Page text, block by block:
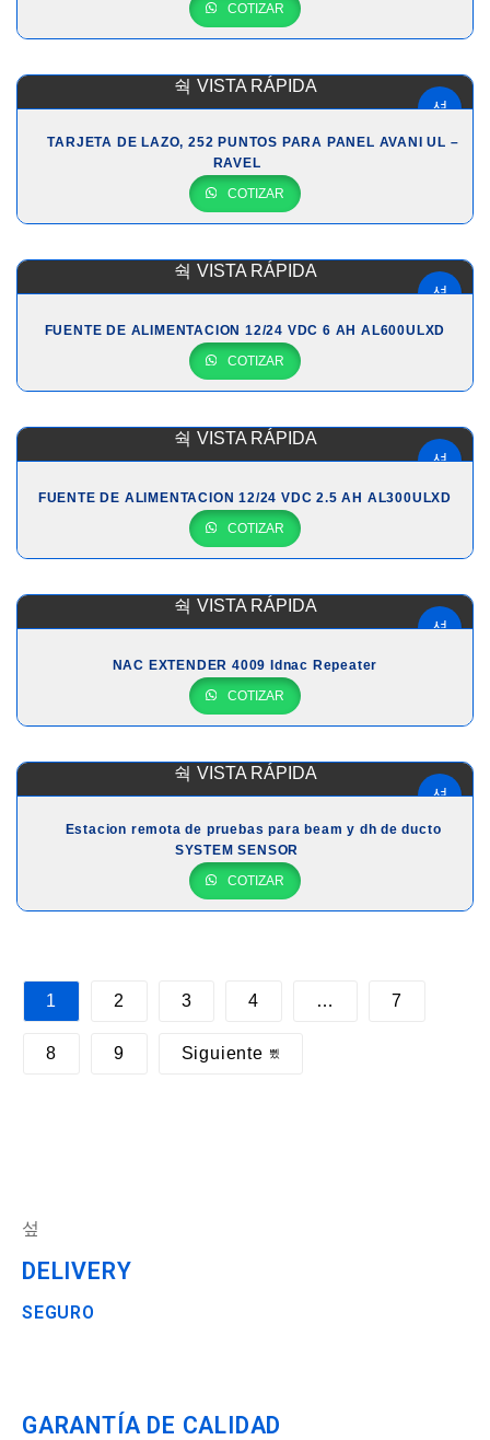
COTIZAR
VISTA RÁPIDA
TARJETA DE LAZO, 252 PUNTOS PARA PANEL AVANI UL –
RAVEL
COTIZAR
VISTA RÁPIDA
FUENTE DE ALIMENTACION 12/24 VDC 6 AH AL600ULXD
COTIZAR
VISTA RÁPIDA
FUENTE DE ALIMENTACION 12/24 VDC 2.5 AH AL300ULXD
COTIZAR
VISTA RÁPIDA
NAC EXTENDER 4009 Idnac Repeater
COTIZAR
VISTA RÁPIDA
Estacion remota de pruebas para beam y dh de ducto
SYSTEM SENSOR
COTIZAR
1 2 3 4 … 7
8 9 Siguiente
DELIVERY
SEGURO
GARANTÍA DE CALIDAD